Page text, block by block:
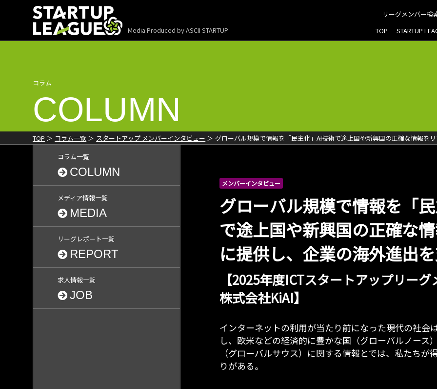
Media Produced byASCII STARTUP
リーグメンバー検
TOP
STARTUP
コラム
COLUMN
TOP コラム一覧 スタートアップ メンバーインタビュー
グローバル規模で情報を「民主化」――AI技術で途上国や新興国の正確な情報
コラム一覧
COLUMN
メディア情報一覧
MEDIA
リーグレポート一覧
REPORT
求人情報一覧
JOB
メンバーインタビュー
グローバル規模で情報を「
で途上国や新興国の正確な
に提供し、企業の海外進出
【2025年度ICTスタートアップリー
株式会社KiAI】
インターネットの利用が当たり前になった現代の社会
し、欧米などの経済的に豊かな国（グローバルノース
（グローバルサウス）に関する情報とでは、私たち
りがある。